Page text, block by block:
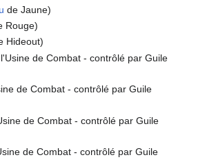
de Jaune)
Rouge)
Hideout)
de Combat - contrôlé par Guile
de Combat - contrôlé par Guile
de Combat - contrôlé par Guile
de Combat - contrôlé par Guile